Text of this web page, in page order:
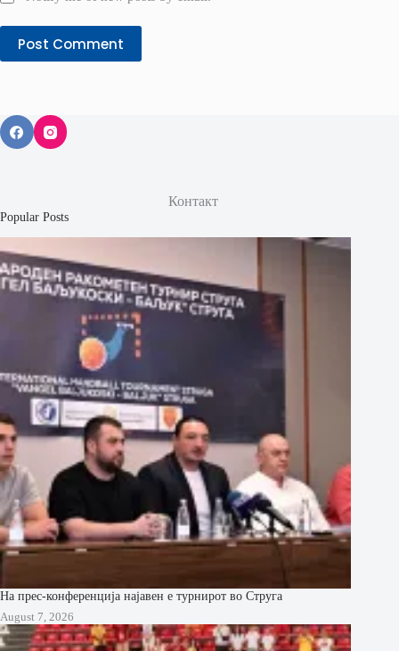
Post Comment
Контакт
Popular Posts
На прес-конференција најавен е турнирот во Струга
August 7, 2026